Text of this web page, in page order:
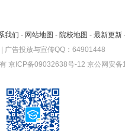
我们 - 网站地图 - 院校地图 - 最新更新
广告投放与宣传QQ：64901448
京ICP备09032638号-12 京公网安